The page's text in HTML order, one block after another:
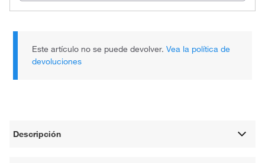
Este artículo no se puede devolver.Vea la política de
devoluciones
Descripción